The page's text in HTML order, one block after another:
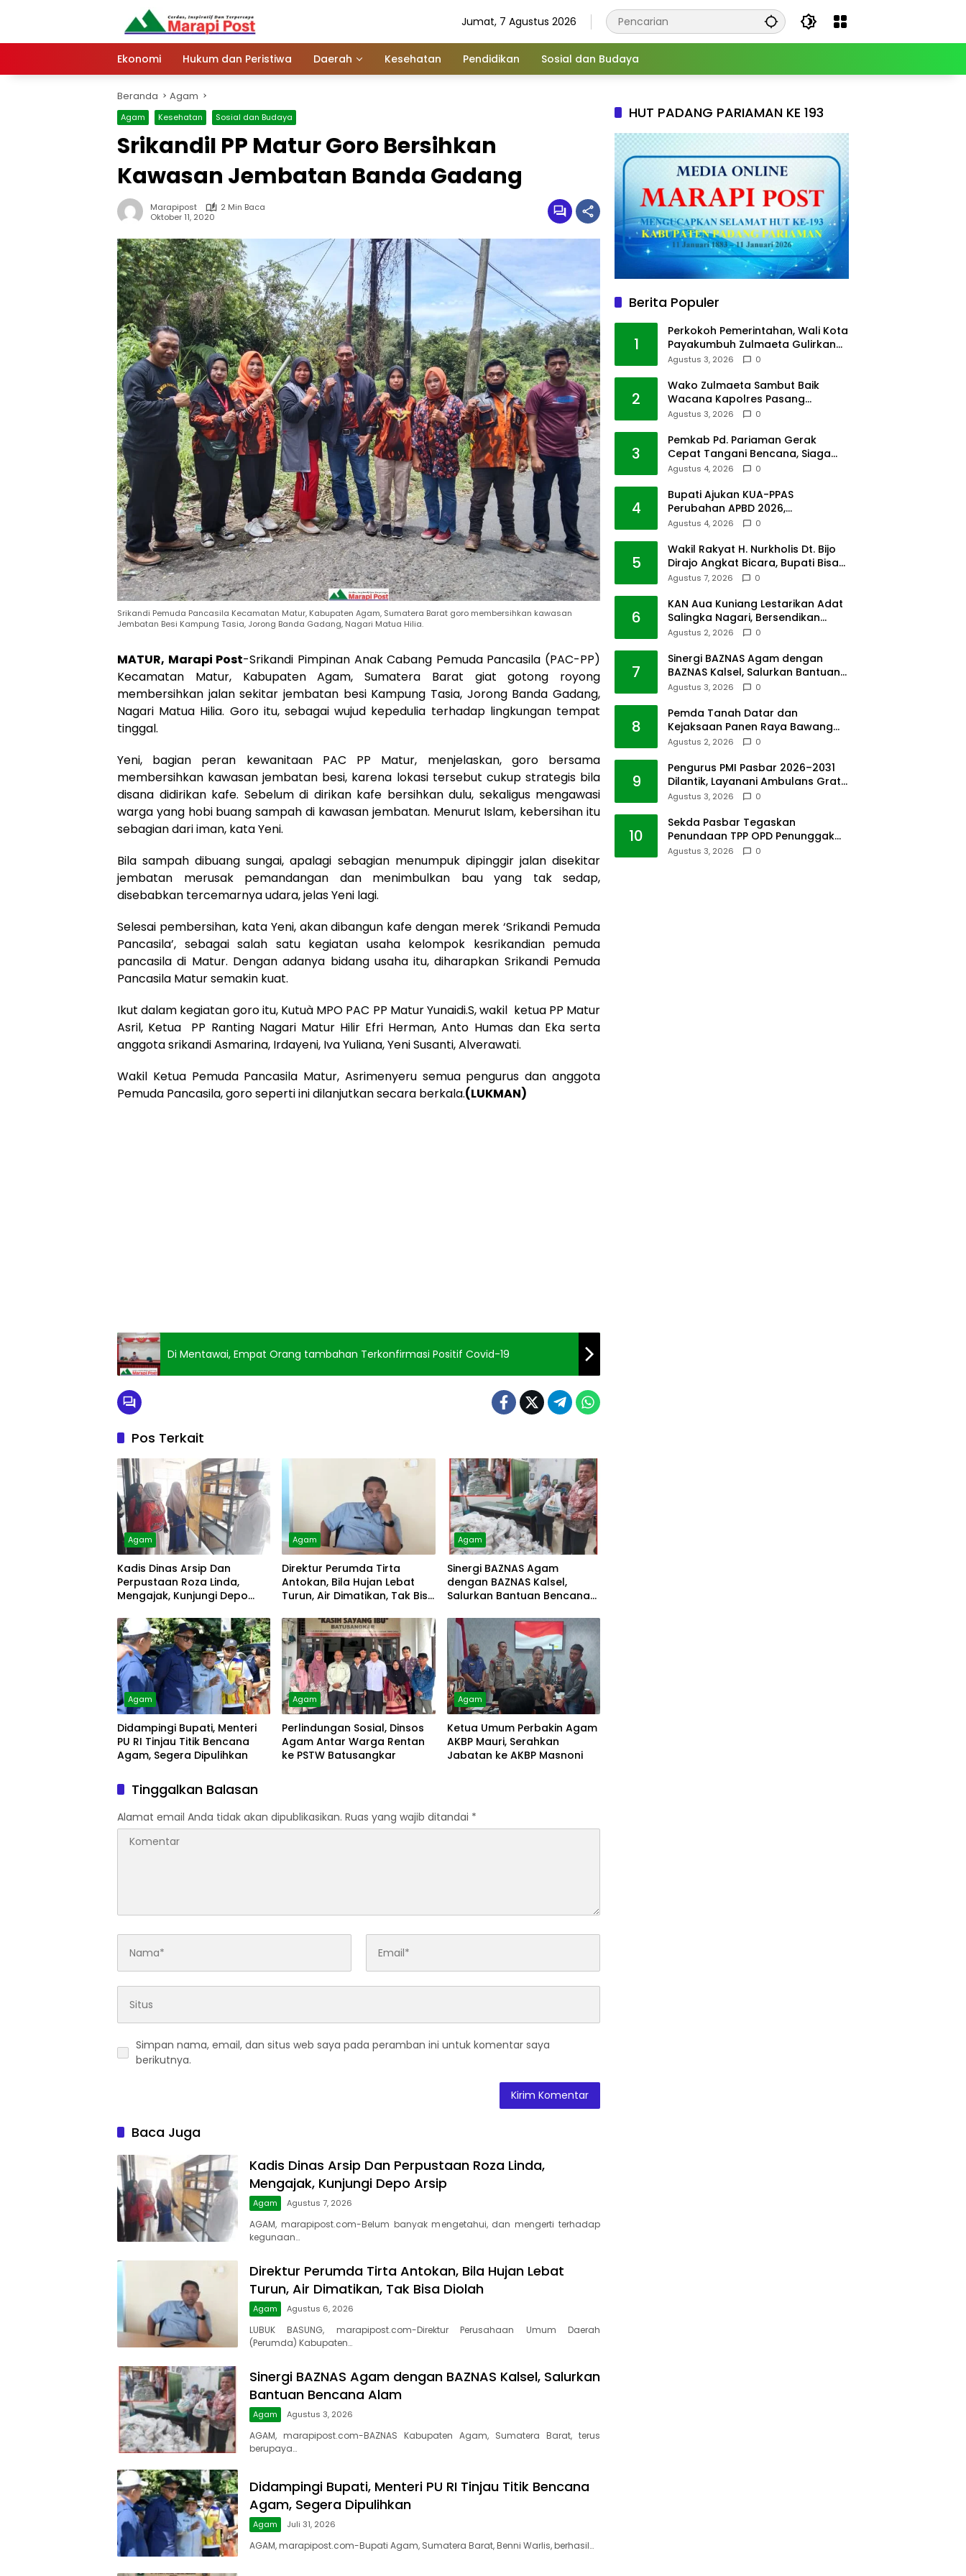
Jumat, 7 Agustus 2026
Ekonomi Hukum dan Peristiwa Daerah Kesehatan Pendidikan Sosial dan Budaya
Beranda Agam
Agam Kesehatan Sosial dan Budaya
SrikandiI PP Matur Goro Bersihkan
Kawasan Jembatan Banda Gadang
Marapipost
2 Min Baca
Oktober 11, 2020
Srikandi Pemuda Pancasila Kecamatan Matur, Kabupaten Agam, Sumatera Barat goro membersihkan kawasan
Jembatan Besi Kampung Tasia, Jorong Banda Gadang, Nagari Matua Hilia.
MATUR, Marapi Post-Srikandi Pimpinan Anak Cabang Pemuda Pancasila (PAC-PP)
Kecamatan Matur, Kabupaten Agam, Sumatera Barat giat gotong royong
membersihkan jalan sekitar jembatan besi Kampung Tasia, Jorong Banda Gadang,
Nagari Matua Hilia. Goro itu, sebagai wujud kepedulia terhadap lingkungan tempat
tinggal.
Yeni, bagian peran kewanitaan PAC PP Matur, menjelaskan, goro bersama
membersihkan kawasan jembatan besi, karena lokasi tersebut cukup strategis bila
disana didirikan kafe. Sebelum di dirikan kafe bersihkan dulu, sekaligus mengawasi
warga yang hobi buang sampah di kawasan jembatan. Menurut Islam, kebersihan itu
sebagian dari iman, kata Yeni.
Bila sampah dibuang sungai, apalagi sebagian menumpuk dipinggir jalan disekitar
jembatan merusak pemandangan dan menimbulkan bau yang tak sedap,
disebabkan tercemarnya udara, jelas Yeni lagi.
Selesai pembersihan, kata Yeni, akan dibangun kafe dengan merek ‘Srikandi Pemuda
Pancasila’, sebagai salah satu kegiatan usaha kelompok kesrikandian pemuda
pancasila di Matur. Dengan adanya bidang usaha itu, diharapkan Srikandi Pemuda
Pancasila Matur semakin kuat.
Ikut dalam kegiatan goro itu, Kutuà MPO PAC PP Matur Yunaidi.S, wakil ketua PP Matur
Asril, Ketua PP Ranting Nagari Matur Hilir Efri Herman, Anto Humas dan Eka serta
anggota srikandi Asmarina, Irdayeni, Iva Yuliana, Yeni Susanti, Alverawati.
Wakil Ketua Pemuda Pancasila Matur, Asrimenyeru semua pengurus dan anggota
Pemuda Pancasila, goro seperti ini dilanjutkan secara berkala.(LUKMAN)
Di Mentawai, Empat Orang tambahan Terkonfirmasi Positif Covid-19
Pos Terkait
Agam
Kadis Dinas Arsip Dan
Perpustaan Roza Linda,
Mengajak, Kunjungi Depo
Agam
Direktur Perumda Tirta
Antokan, Bila Hujan Lebat
Turun, Air Dimatikan, Tak Bisa
Agam
Sinergi BAZNAS Agam
dengan BAZNAS Kalsel,
Salurkan Bantuan Bencana
Agam
Didampingi Bupati, Menteri
PU RI Tinjau Titik Bencana
Agam, Segera Dipulihkan
Agam
Perlindungan Sosial, Dinsos
Agam Antar Warga Rentan
ke PSTW Batusangkar
Agam
Ketua Umum Perbakin Agam
AKBP Mauri, Serahkan
Jabatan ke AKBP Masnoni
Tinggalkan Balasan
Alamat email Anda tidak akan dipublikasikan. Ruas yang wajib ditandai *
Simpan nama, email, dan situs web saya pada peramban ini untuk komentar saya
berikutnya.
Baca Juga
Kadis Dinas Arsip Dan Perpustaan Roza Linda,
Mengajak, Kunjungi Depo Arsip
Agam Agustus 7, 2026
AGAM, marapipost.com-Belum banyak mengetahui, dan mengerti terhadap
kegunaan…
Direktur Perumda Tirta Antokan, Bila Hujan Lebat
Turun, Air Dimatikan, Tak Bisa Diolah
Agam Agustus 6, 2026
LUBUK BASUNG, marapipost.com-Direktur Perusahaan Umum Daerah
(Perumda) Kabupaten…
Sinergi BAZNAS Agam dengan BAZNAS Kalsel, Salurkan
Bantuan Bencana Alam
Agam Agustus 3, 2026
AGAM, marapipost.com-BAZNAS Kabupaten Agam, Sumatera Barat, terus
berupaya…
Didampingi Bupati, Menteri PU RI Tinjau Titik Bencana
Agam, Segera Dipulihkan
Agam Juli 31, 2026
AGAM, marapipost.com-Bupati Agam, Sumatera Barat, Benni Warlis, berhasil…
HUT PADANG PARIAMAN KE 193
Berita Populer
1
Perkokoh Pemerintahan, Wali Kota
Payakumbuh Zulmaeta Gulirkan
Jabatan
Agustus 3, 2026 0
2
Wako Zulmaeta Sambut Baik
Wacana Kapolres Pasang
Kamera Pantau Lalin
Agustus 3, 2026 0
3
Pemkab Pd. Pariaman Gerak
Cepat Tangani Bencana, Siaga
Cuaca Ekstrem
Agustus 4, 2026 0
4
Bupati Ajukan KUA-PPAS
Perubahan APBD 2026,
Pendapatan Pasbar Naik 15
Agustus 4, 2026 0
5
Wakil Rakyat H. Nurkholis Dt. Bijo
Dirajo Angkat Bicara, Bupati Bisa
Digugat
Agustus 7, 2026 0
6
KAN Aua Kuniang Lestarikan Adat
Salingka Nagari, Bersendikan
Kitabullah
Agustus 2, 2026 0
7
Sinergi BAZNAS Agam dengan
BAZNAS Kalsel, Salurkan Bantuan
Bencana Alam
Agustus 3, 2026 0
8
Pemda Tanah Datar dan
Kejaksaan Panen Raya Bawang
Merah di Sawah Tangah
Agustus 2, 2026 0
9
Pengurus PMI Pasbar 2026–2031
Dilantik, Layanani Ambulans Gratis
ke Padang
Agustus 3, 2026 0
10
Sekda Pasbar Tegaskan
Penundaan TPP OPD Penunggak
Pajak Kendaraan Dinas
Agustus 3, 2026 0